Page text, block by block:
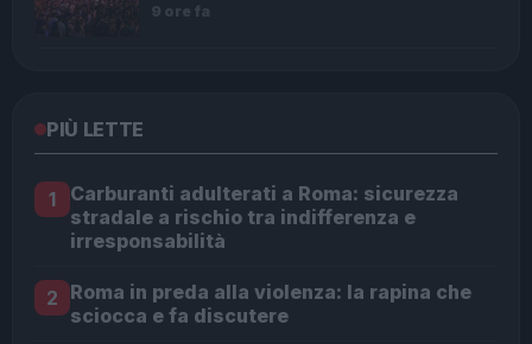
9 ore fa
PIÙ LETTE
1
Carburanti adulterati a Roma: sicurezza
stradale a rischio tra indifferenza e
irresponsabilità
2 Roma in preda alla violenza: la rapina che
sciocca e fa discutere